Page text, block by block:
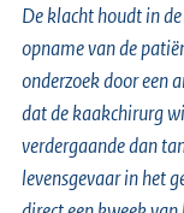
De klacht houdt in
opname van de
onderzoek door een
dat de kaakchirurg
verdergaande dan
levensgevaar in het